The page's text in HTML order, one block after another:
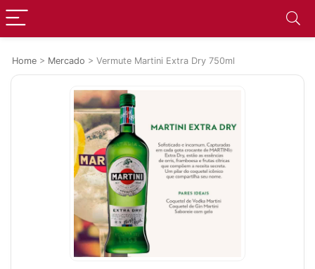
Home > Mercado > Vermute Martini Extra Dry 750ml